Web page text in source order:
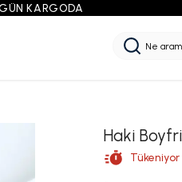
KARGODA
Haki
Tükeniyor